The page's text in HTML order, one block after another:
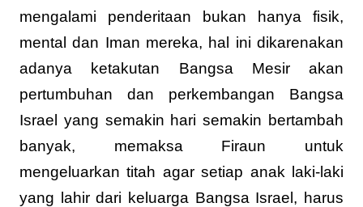
mengalami penderitaan bukan hanya fisik,
mental dan Iman mereka, hal ini dikarenakan
adanya ketakutan Bangsa Mesir akan
pertumbuhan dan perkembangan Bangsa
Israel yang semakin hari semakin bertambah
banyak, memaksa Firaun untuk
mengeluarkan titah agar setiap anak laki-laki
yang lahir dari keluarga Bangsa Israel, harus